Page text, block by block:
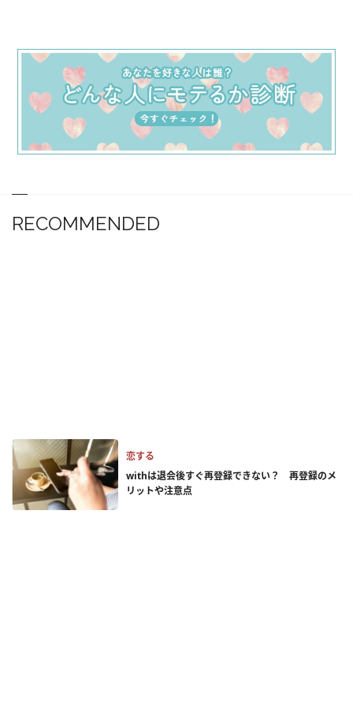
RECOMMENDED
恋する
withは退会後すぐ再登録できない？ 再登録のメ
リットや注意点